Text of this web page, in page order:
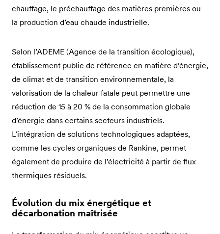
chauffage, le préchauffage des matières premières ou
la production d’eau chaude industrielle.
Selon l’ADEME (Agence de la transition écologique),
établissement public de référence en matière d’énergie,
de climat et de transition environnementale, la
valorisation de la chaleur fatale peut permettre une
réduction de 15 à 20 % de la consommation globale
d’énergie dans certains secteurs industriels.
L’intégration de solutions technologiques adaptées,
comme les cycles organiques de Rankine, permet
également de produire de l’électricité à partir de flux
thermiques résiduels.
Évolution du mix énergétique et
décarbonation maîtrisée